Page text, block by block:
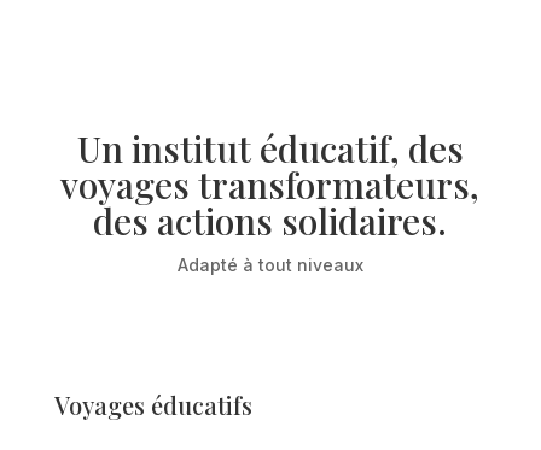
Un institut éducatif, des
voyages transformateurs,
des actions solidaires.
Adapté à tout niveaux
Voyages éducatifs